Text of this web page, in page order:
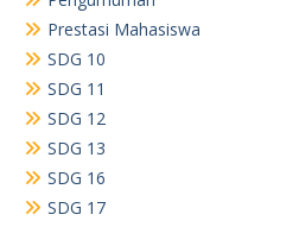
Prestasi Mahasiswa
SDG 10
SDG 11
SDG 12
SDG 13
SDG 16
SDG 17